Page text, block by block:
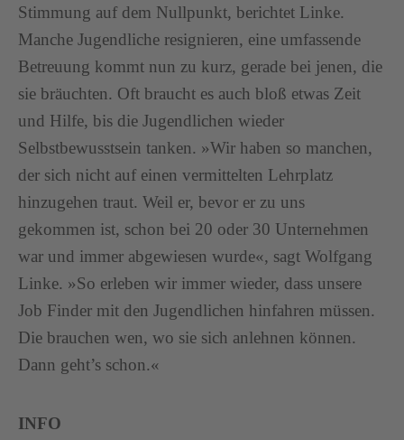
Stimmung auf dem Nullpunkt, berichtet Linke.
Manche Jugendliche resignieren, eine umfassende
Betreuung kommt nun zu kurz, gerade bei jenen, die
sie bräuchten. Oft braucht es auch bloß etwas Zeit
und Hilfe, bis die Jugendlichen wieder
Selbstbewusstsein tanken. »Wir haben so manchen,
der sich nicht auf einen vermittelten Lehrplatz
hinzugehen traut. Weil er, bevor er zu uns
gekommen ist, schon bei 20 oder 30 Unternehmen
war und immer abgewiesen wurde«, sagt Wolfgang
Linke. »So erleben wir immer wieder, dass unsere
Job Finder mit den Jugendlichen hinfahren müssen.
Die brauchen wen, wo sie sich anlehnen können.
Dann geht’s schon.«
INFO